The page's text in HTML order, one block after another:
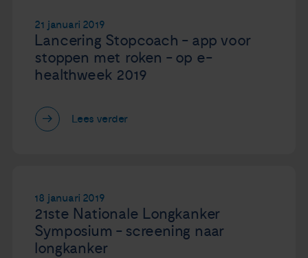
21 januari 2019
Lancering Stopcoach - app voor
stoppen met roken - op e-
healthweek 2019
Lees verder
18 januari 2019
21ste Nationale Longkanker
Symposium - screening naar
longkanker